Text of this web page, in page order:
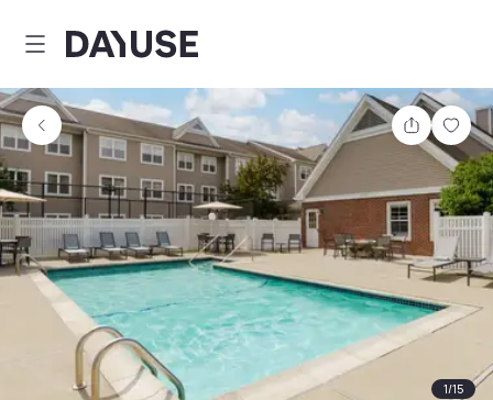
Dayuse
Partager
1/15